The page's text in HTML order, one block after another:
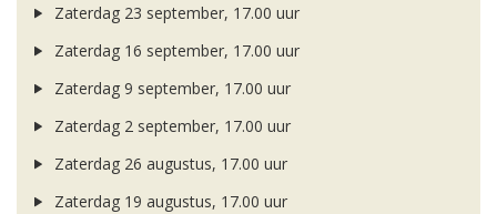
Zaterdag 23 september, 17.00 uur
Zaterdag 16 september, 17.00 uur
Zaterdag 9 september, 17.00 uur
Zaterdag 2 september, 17.00 uur
Zaterdag 26 augustus, 17.00 uur
Zaterdag 19 augustus, 17.00 uur